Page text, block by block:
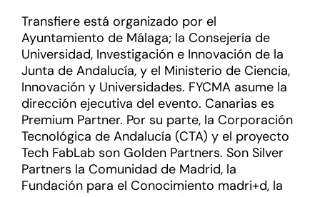
Transfiere está organizado por el
Ayuntamiento de Málaga; la Consejería de
Universidad, Investigación e Innovación de la
Junta de Andalucía, y el Ministerio de Ciencia,
Innovación y Universidades. FYCMA asume la
dirección ejecutiva del evento. Canarias es
Premium Partner. Por su parte, la Corporación
Tecnológica de Andalucía (CTA) y el proyecto
Tech FabLab son Golden Partners. Son Silver
Partners la Comunidad de Madrid, la
Fundación para el Conocimiento madri+d, la